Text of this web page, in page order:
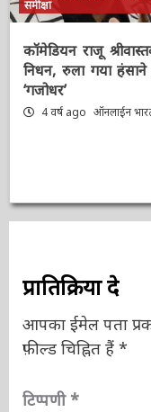
मनोरंजन-सिनेमा-टीवी जगत-फिल्म
समीक्षा
कॉमेडियन राजू
निधन, रुला गया हंसाने
‘गजोधर’
प्रातिक्रिया दे
आपका ईमेल पता
फ़ील्ड चिह्नित हैं